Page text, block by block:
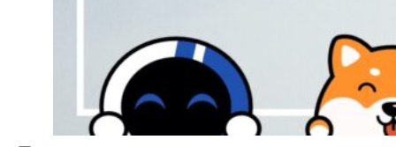
Motion Design – Conception 3D
Photographie
Photomontage
Typographie
UI – UX
À PROPOS